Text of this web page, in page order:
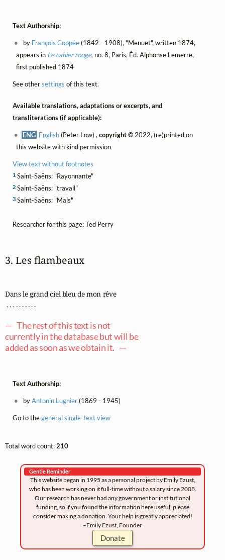
Text Authorship:
by François Coppée(1842 - 1908), "Menuet", written 1874,
appears in Le cahier rouge, no. 8, Paris, Éd. Alphonse Lemerre,
first published 1874
See othersettings of this text.
Available translations, adaptations or excerpts, and
transliterations (if applicable):
ENG English(Peter Low) ,copyright © 2022, (re)printed on
this website with kind permission
View text without footnotes
1Saint-Saëns: "Rayonnante"
2Saint-Saëns: "travail"
3Saint-Saëns: "Mais"
Researcher for this page: Ted Perry
3. Les flambeaux
Dans le grand ciel bleu de mon rêve
. . . . . . . . . .
— The rest of this text is not
currently in the database but will be
added as soon as we obtain it. —
Text Authorship:
byAntonin Lugnier(1869 - 1945)
Go to thegeneral single-text view
Total word count:210
Gentle Reminder
This website began in 1995 as a personal project by Emily Ezust,
who has been working on it full-time without a salary since 2008.
Our research has never had any government or institutional
funding, so if you found the information here useful, please
consider making a donation. Your help is greatly appreciated!
–Emily Ezust, Founder
Donate